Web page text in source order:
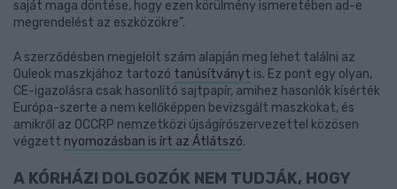
saját maga döntése, hogy ezen körülmény ismeretében ad-e
megrendelést az eszközökre”.
A szerződésben megjelölt szám alapján meg lehet találni az
Ouleok maszkjához tartozó tanúsítványt is. Ez pont egy olyan,
CE-igazolásra csak hasonlító sajtpapír, amihez hasonlók kísérték
Európa-szerte a nem kellőképpen bevizsgált maszkokat, és
amikről az OCCRP nemzetközi újságírószervezettel közösen
végzett nyomozásban is írt az Átlátszó.
A KÓRHÁZI DOLGOZÓK NEM TUDJÁK, HOGY